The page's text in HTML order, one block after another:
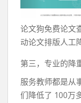
论文狗免费论文
动论文排版人工
第三，专业的降
服务教师都是从
们降低了 100万